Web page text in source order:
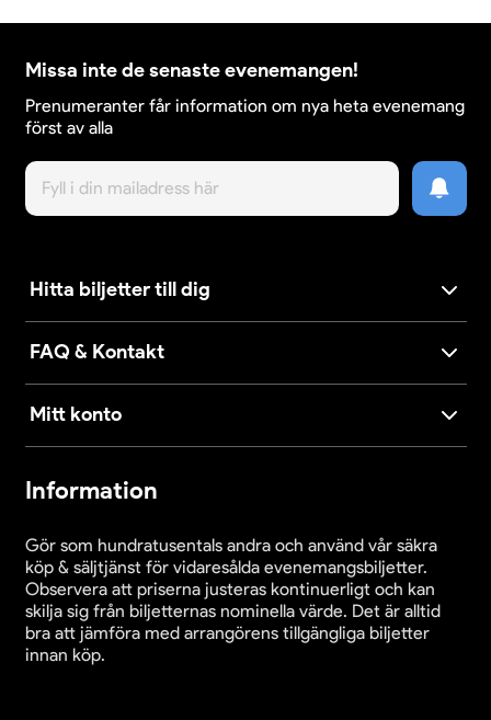
Missa inte de senaste evenemangen!
Prenumeranter får information om nya heta evenemang
först av alla
Hitta biljetter till dig
FAQ & Kontakt
Mitt konto
Information
Gör som hundratusentals andra och använd vår säkra
köp & säljtjänst för vidaresålda evenemangsbiljetter.
Observera att priserna justeras kontinuerligt och kan
skilja sig från biljetternas nominella värde. Det är alltid
bra att jämföra med arrangörens tillgängliga biljetter
innan köp.